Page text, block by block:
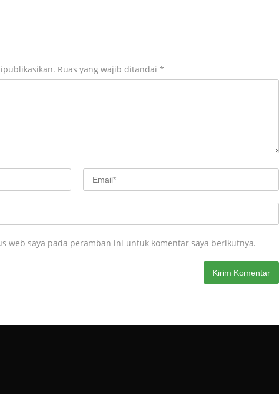
Ruas yang wajib ditandai *
web saya pada peramban ini untuk komentar saya berikutnya.